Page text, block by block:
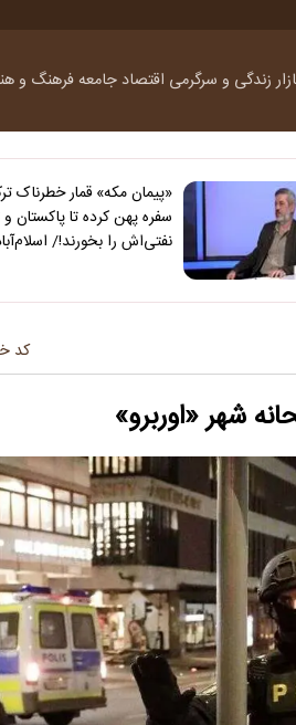
زندگی و سرگرمی اقتصاد جامعهفرهنگ و
«پیمان مکه» قمار خطرناک
سفره پهن کرده تا پاکستان و
نفتی‌اش را بخورند!/
کد
شهر «اوربرو»